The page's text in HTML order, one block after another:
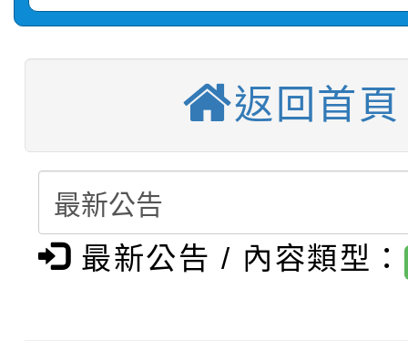
結果(第2招)
9月16日本府B2大禮堂
1次會員大會暨第7屆會
函轉運動部全民運動署
推動社區運動俱樂部營
計畫」1 份，請踴躍報
權責核予出席人員公(
【甄選結果(第11招)】
學年度第1學期第7次
結果(第11招)
【甄選結果(第3招)】
學年度第1學期第9次代
結果(第3招)
桃園市家庭教育中心「
程資訊」、「暑期親子
「祖孫樂淘桃」、「愛
「校園短影音徵選活動
員」簡章及活動海報，
115學年度新生訓練注
返回首頁
最新公告 / 內容類型：